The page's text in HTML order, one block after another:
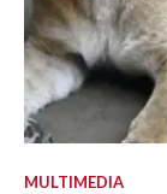
MULTIMEDIA